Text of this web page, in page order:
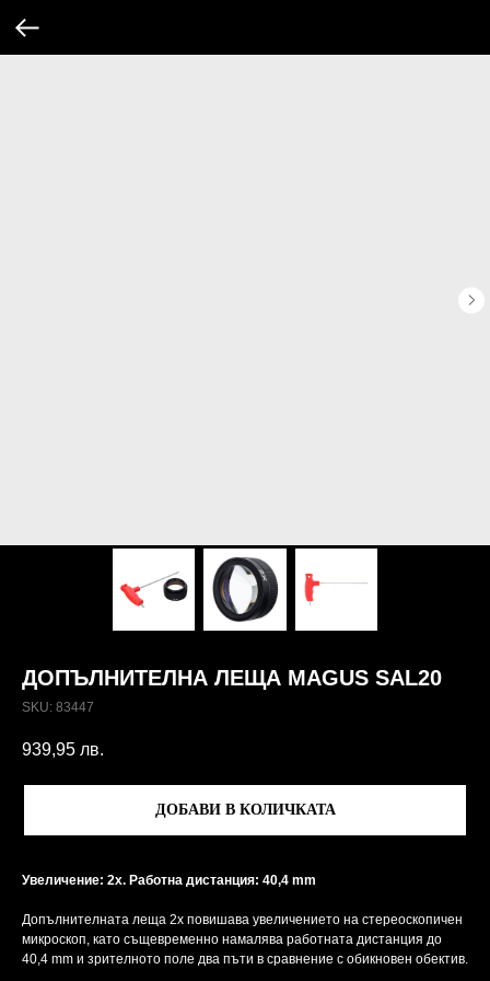
ДОПЪЛНИТЕЛНА ЛЕЩА MAGUS SAL20
SKU: 83447
939,95 лв.
ДОБАВИ В КОЛИЧКАТА
Увеличение: 2x. Работна дистанция: 40,4 mm
Допълнителната леща 2x повишава увеличението на стереоскопичен
микроскоп, като същевременно намалява работната дистанция до
40,4 mm и зрителното поле два пъти в сравнение с обикновен обектив.